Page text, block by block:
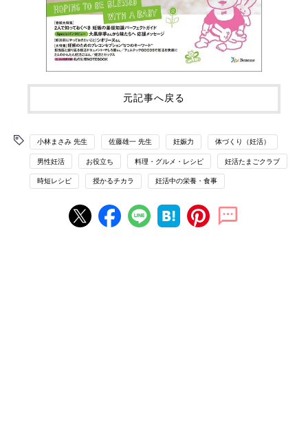
元記事へ戻る
小林まさみ 先生 佐藤雄一 先生 妊娠力 体づくり（妊活）
男性妊活 お役立ち 料理・グルメ・レシピ 妊活たまごクラブ
時短レシピ 授かるチカラ 妊活中の栄養・食事